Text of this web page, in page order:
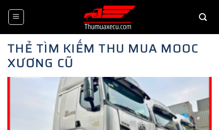
THẺ TÌM KIẾM THU MUA MOOC
XƯƠNG CŨ